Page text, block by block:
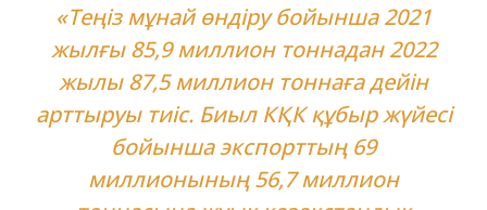
«Теңіз мұнай өндіру бойынша 2021
жылғы 85,9 миллион тоннадан 2022
жылы 87,5 миллион тоннаға дейін
арттыруы тиіс. Биыл КҚК құбыр жүйесі
бойынша экспорттың 69
миллионының 56,7 миллион